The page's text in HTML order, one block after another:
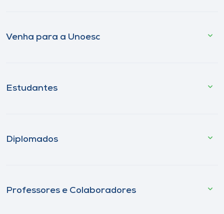
Venha para a Unoesc
Estudantes
Diplomados
Professores e Colaboradores